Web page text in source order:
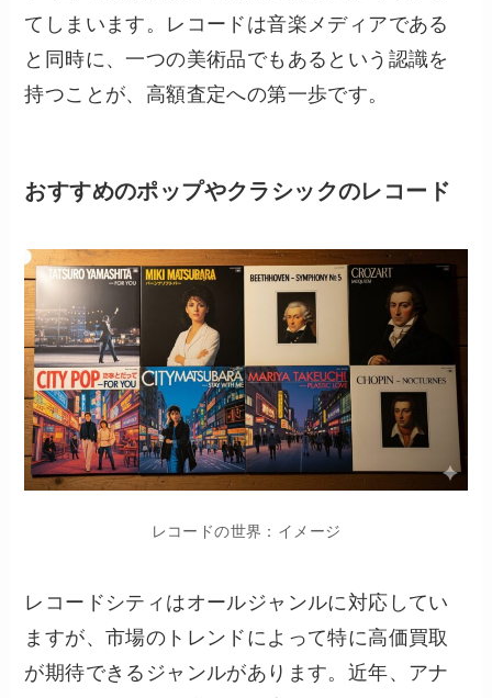
てしまいます。レコードは音楽メディアである
と同時に、一つの美術品でもあるという認識を
持つことが、高額査定への第一歩です。
おすすめのポップやクラシックのレコード
レコードの世界：イメージ
レコードシティはオールジャンルに対応してい
ますが、市場のトレンドによって特に高価買取
が期待できるジャンルがあります。近年、アナ